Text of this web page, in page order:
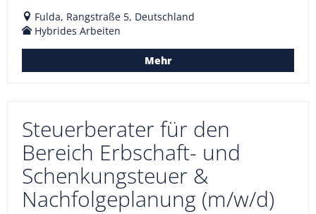
Fulda, Rangstraße 5, Deutschland
Hybrides Arbeiten
Mehr
Steuerberater für den
Bereich Erbschaft- und
Schenkungsteuer &
Nachfolgeplanung (m/w/d)